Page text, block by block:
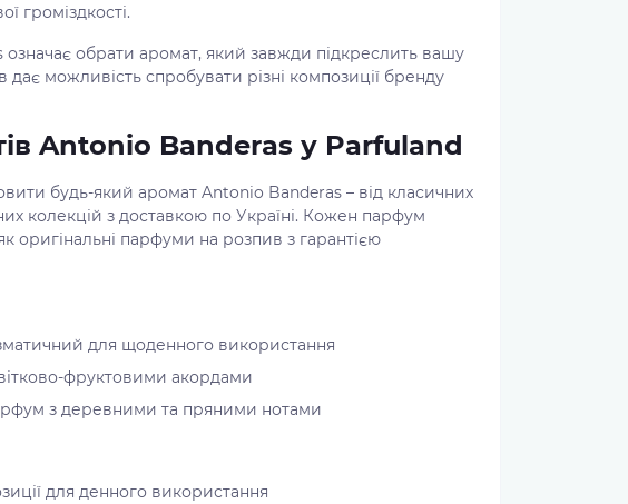
громіздкості.
обрати аромат, який завжди підкреслить вашу
дає можливість спробувати різні композиції бренду
Antonio Banderas у Parfuland
будь-який аромат Antonio Banderas – від класичних
колекцій з доставкою по Україні. Кожен парфум
оригінальні парфуми на розпив з гарантією
для щоденного використання
фруктовими акордами
з деревними та пряними нотами
для денного використання